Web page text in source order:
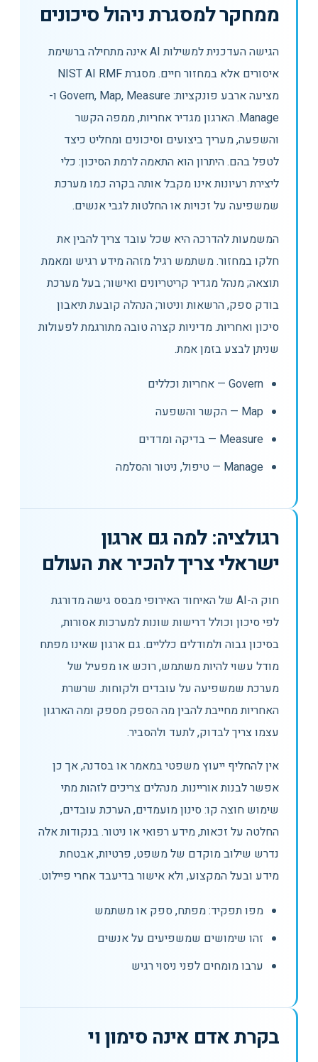
ממחקר למסגרת ניהול סיכונים
הגישה העדכנית למשילות AI אינה מתחילה ברשימת
איסורים אלא במחזור חיים. מסגרת NIST AI RMF
מציעה ארבע פונקציות: Govern, Map, Measure ו-
Manage. הארגון מגדיר אחריות, ממפה הקשר
והשפעה, מעריך ביצועים וסיכונים ומחליט כיצד
לטפל בהם. היתרון הוא התאמה לרמת הסיכון: כלי
ליצירת רעיונות אינו מקבל אותה בקרה כמו מערכת
שמשפיעה על זכויות או החלטות לגבי אנשים.
המשמעות להדרכה היא שכל עובד צריך להבין את
חלקו במחזור. משתמש רגיל מזהה מידע רגיש ומאמת
תוצאה; מנהל מגדיר קריטריונים ואישור; בעל מערכת
בודק ספק, הרשאות וניטור; הנהלה קובעת תיאבון
סיכון ואחריות. מדיניות קצרה טובה מתורגמת לפעולות
שניתן לבצע בזמן אמת.
Govern — אחריות וכללים
Map — הקשר והשפעה
Measure — בדיקה ומדדים
Manage — טיפול, ניטור והסלמה
רגולציה: למה גם ארגון
ישראלי צריך להכיר את העולם
חוק ה-AI של האיחוד האירופי מבסס גישה מדורגת
לפי סיכון וכולל דרישות שונות למערכות אסורות,
בסיכון גבוה ולמודלים כלליים. גם ארגון שאינו מפתח
מודל עשוי להיות משתמש, רוכש או מפעיל של
מערכת שמשפיעה על עובדים ולקוחות. שרשרת
האחריות מחייבת להבין מה הספק מספק ומה הארגון
עצמו צריך לבדוק, לתעד ולהסביר.
אין להחליף ייעוץ משפטי במאמר או בסדנה, אך כן
אפשר לבנות אוריינות. מנהלים צריכים לזהות מתי
שימוש חוצה קו: סינון מועמדים, הערכת עובדים,
החלטה על זכאות, מידע רפואי או ניטור. בנקודות אלה
נדרש שילוב מוקדם של משפט, פרטיות, אבטחת
מידע ובעל המקצוע, ולא אישור בדיעבד אחרי פיילוט.
מפו תפקיד: מפתח, ספק או משתמש
זהו שימושים שמשפיעים על אנשים
ערבו מומחים לפני ניסוי רגיש
בקרת אדם אינה סימון וי